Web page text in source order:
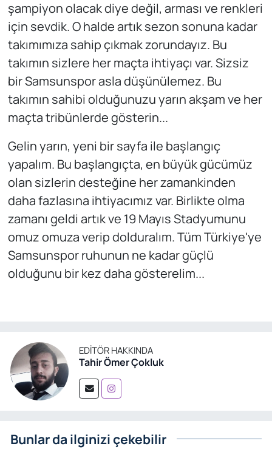
şampiyon olacak diye değil, arması ve renkleri
için sevdik. O halde artık sezon sonuna kadar
takımımıza sahip çıkmak zorundayız. Bu
takımın sizlere her maçta ihtiyaçı var. Sizsiz
bir Samsunspor asla düşünülemez. Bu
takımın sahibi olduğunuzu yarın akşam ve her
maçta tribünlerde gösterin...
Gelin yarın, yeni bir sayfa ile başlangıç
yapalım. Bu başlangıçta, en büyük gücümüz
olan sizlerin desteğine her zamankinden
daha fazlasına ihtiyacımız var. Birlikte olma
zamanı geldi artık ve 19 Mayıs Stadyumunu
omuz omuza verip dolduralım. Tüm Türkiye'ye
Samsunspor ruhunun ne kadar güçlü
olduğunu bir kez daha gösterelim...
EDITÖR HAKKINDA
Tahir Ömer Çokluk
Bunlar da ilginizi çekebilir